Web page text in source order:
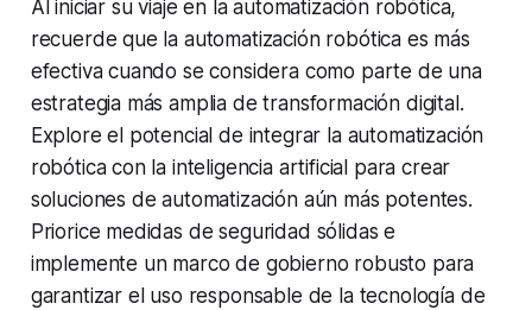
Al iniciar su viaje en la automatización robótica,
recuerde que la automatización robótica es más
efectiva cuando se considera como parte de una
estrategia más amplia de transformación digital.
Explore el potencial de integrar la automatización
robótica con la inteligencia artificial para crear
soluciones de automatización aún más potentes.
Priorice medidas de seguridad sólidas e
implemente un marco de gobierno robusto para
garantizar el uso responsable de la tecnología de